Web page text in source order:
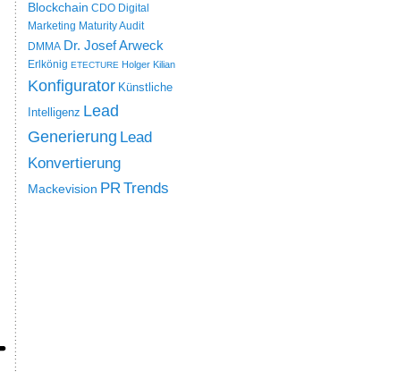
Blockchain CDO
Digital
Marketing Maturity Audit
DMMA Dr. Josef Arweck
Erlkönig ETECTURE Holger Kilian
Konfigurator Künstliche
Intelligenz Lead
Generierung Lead
Konvertierung
Mackevision PRTrends